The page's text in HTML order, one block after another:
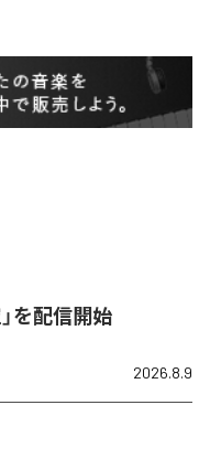
を配信開始
2026.8.9